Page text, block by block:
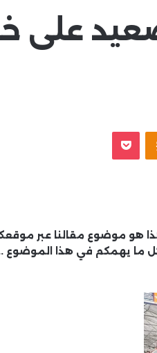
على
Odnoklassniki
‫Pocket
هو موضوع مقالنا عبر
ما يهمكم في هذا الموضوع